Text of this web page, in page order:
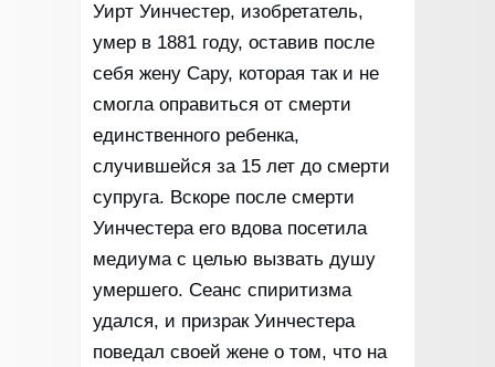
Уирт Уинчестер, изобретатель,
умер в 1881 году, оставив после
себя жену Сару, которая так и не
смогла оправиться от смерти
единственного ребенка,
случившейся за 15 лет до смерти
супруга. Вскоре после смерти
Уинчестера его вдова посетила
медиума с целью вызвать душу
умершего. Сеанс спиритизма
удался, и призрак Уинчестера
поведал своей жене о том, что на